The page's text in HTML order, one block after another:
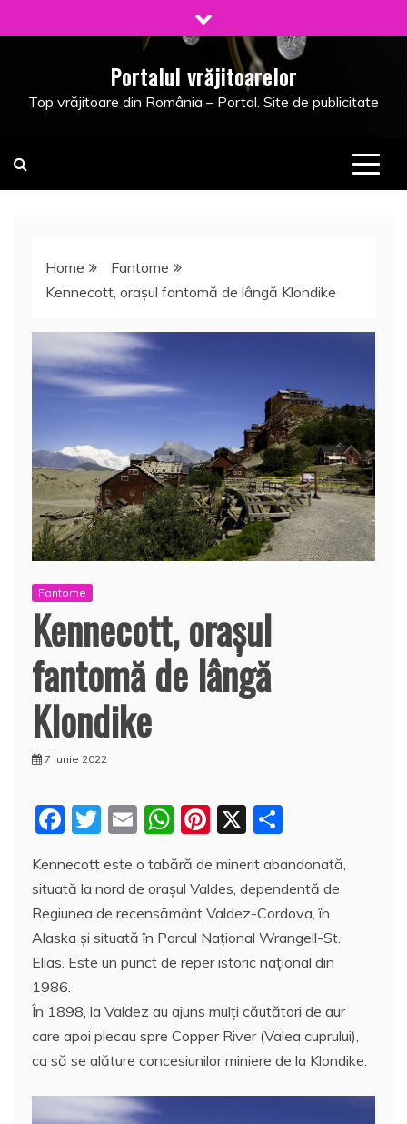
to
Portalul vrăjitoarelor
Top vrăjitoare din România – Portal. Site de publicitate
Home
Fantome
Kennecott, oraşul fantomă de lângă Klondike
Fantome
Kennecott, oraşul
fantomă de lângă
Klondike
7 iunie 2022
F
c
e
b
o
o
k
T
itt
er
E
ai
l
W
h
at
s
A
p
Pi
er
e
st
X
rt
aj
e
a
ă
Kennecott este o tabără de minerit abandonată,
situată la nord de oraşul Valdes, dependentă de
Regiunea de recensământ Valdez-Cordova, în
Alaska și situată în Parcul Național Wrangell-St.
Elias. Este un punct de reper istoric național din
1986.
În 1898, la Valdez au ajuns mulţi căutători de aur
care apoi plecau spre Copper River (Valea cuprului),
ca să se alăture concesiunilor miniere de la Klondike.